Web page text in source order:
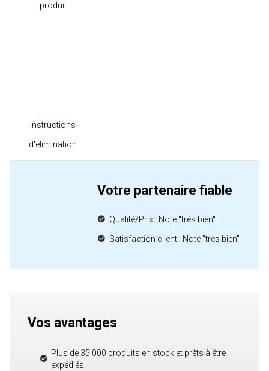
produit
Instructions
d'élimination
Votre partenaire fiable
Qualité/Prix : Note "très bien"
Satisfaction client : Note "très bien"
Vos avantages
Plus de 35 000 produits en stock et prêts à être
expédiés